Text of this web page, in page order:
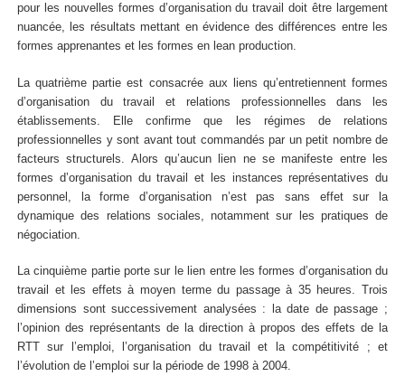
pour les nouvelles formes d’organisation du travail doit être largement
nuancée, les résultats mettant en évidence des différences entre les
formes apprenantes et les formes en lean production.
La quatrième partie est consacrée aux liens qu’entretiennent formes
d’organisation du travail et relations professionnelles dans les
établissements. Elle confirme que les régimes de relations
professionnelles y sont avant tout commandés par un petit nombre de
facteurs structurels. Alors qu’aucun lien ne se manifeste entre les
formes d’organisation du travail et les instances représentatives du
personnel, la forme d’organisation n’est pas sans effet sur la
dynamique des relations sociales, notamment sur les pratiques de
négociation.
La cinquième partie porte sur le lien entre les formes d’organisation du
travail et les effets à moyen terme du passage à 35 heures. Trois
dimensions sont successivement analysées : la date de passage ;
l’opinion des représentants de la direction à propos des effets de la
RTT sur l’emploi, l’organisation du travail et la compétitivité ; et
l’évolution de l’emploi sur la période de 1998 à 2004.